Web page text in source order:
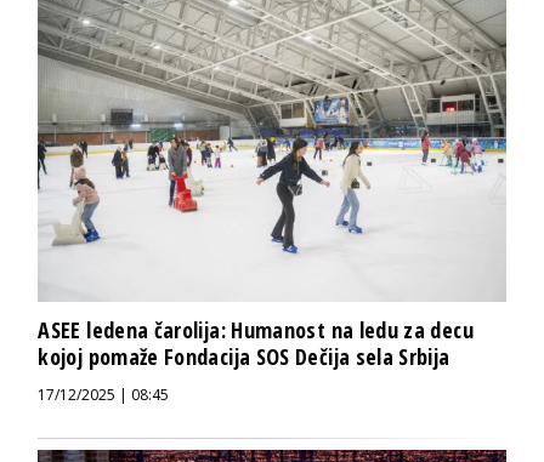
ASEE ledena čarolija: Humanost na ledu za decu
kojoj pomaže Fondacija SOS Dečija sela Srbija
17/12/2025 | 08:45